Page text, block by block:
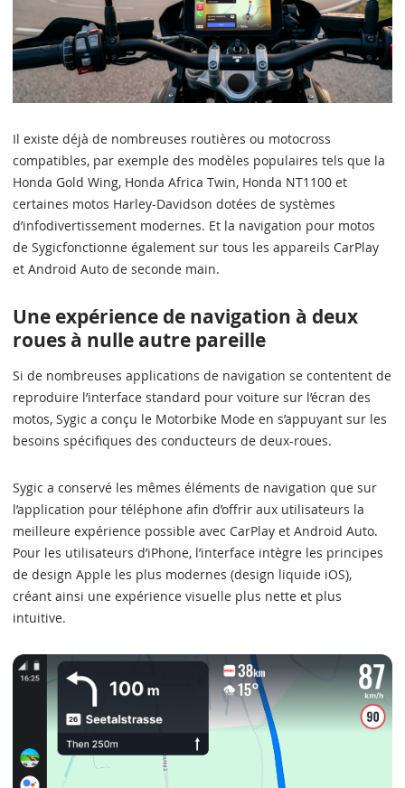
Il existe déjà de nombreuses routières ou motocross
compatibles, par exemple des modèles populaires tels que la
Honda Gold Wing, Honda Africa Twin, Honda NT1100 et
certaines motos Harley-Davidson dotées de systèmes
d’infodivertissement modernes. Et la navigation pour motos
de Sygicfonctionne également sur tous les appareils CarPlay
et Android Auto de seconde main.
Une expérience de navigation à deux
roues à nulle autre pareille
Si de nombreuses applications de navigation se contentent de
reproduire l’interface standard pour voiture sur l’écran des
motos, Sygic a conçu le Motorbike Mode en s’appuyant sur les
besoins spécifiques des conducteurs de deux-roues.
Sygic a conservé les mêmes éléments de navigation que sur
l’application pour téléphone afin d’offrir aux utilisateurs la
meilleure expérience possible avec CarPlay et Android Auto.
Pour les utilisateurs d’iPhone, l’interface intègre les principes
de design Apple les plus modernes (design liquide iOS),
créant ainsi une expérience visuelle plus nette et plus
intuitive.